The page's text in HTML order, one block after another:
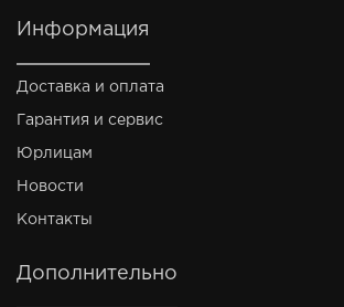
Информация
Доставка и оплата
Гарантия и сервис
Юрлицам
Новости
Контакты
Дополнительно